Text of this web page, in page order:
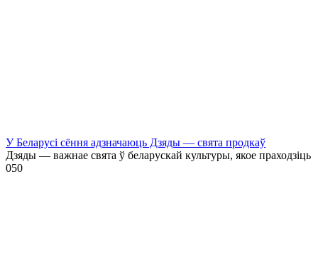
У Беларусі сёння адзначаюць Дзяды — свята продкаў
Дзяды — важнае свята ў беларускай культуры, якое праходзіць
050